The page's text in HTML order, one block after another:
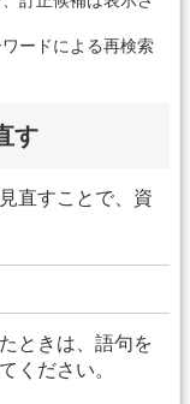
ードによる再検索
す
直すことで、資
ときは、語句を
ください。